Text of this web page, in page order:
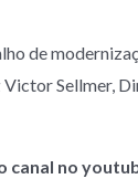
de
Victor Sellmer,
canal no